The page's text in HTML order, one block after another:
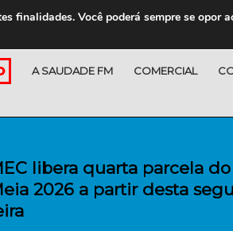
A SAUDADE FM COMERCIAL
libera quarta parcela
2026 a partir desta
finalidades. Você poderá sempre se